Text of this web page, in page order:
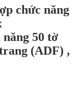
chức năng
năng 50 tờ
(ADF) ,